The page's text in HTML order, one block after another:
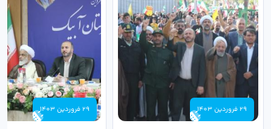
29 فروردین 1403 29 فروردین 1403